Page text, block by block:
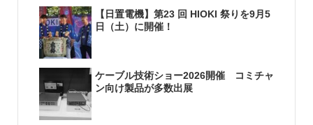
【日置電機】第23 回 HIOKI 祭りを9月5
日（土）に開催！
ケーブル技術ショー2026開催 コミチャ
ン向け製品が多数出展